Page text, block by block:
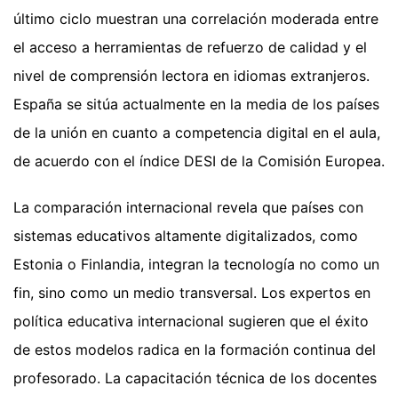
último ciclo muestran una correlación moderada entre
el acceso a herramientas de refuerzo de calidad y el
nivel de comprensión lectora en idiomas extranjeros.
España se sitúa actualmente en la media de los países
de la unión en cuanto a competencia digital en el aula,
de acuerdo con el índice DESI de la Comisión Europea.
La comparación internacional revela que países con
sistemas educativos altamente digitalizados, como
Estonia o Finlandia, integran la tecnología no como un
fin, sino como un medio transversal. Los expertos en
política educativa internacional sugieren que el éxito
de estos modelos radica en la formación continua del
profesorado. La capacitación técnica de los docentes